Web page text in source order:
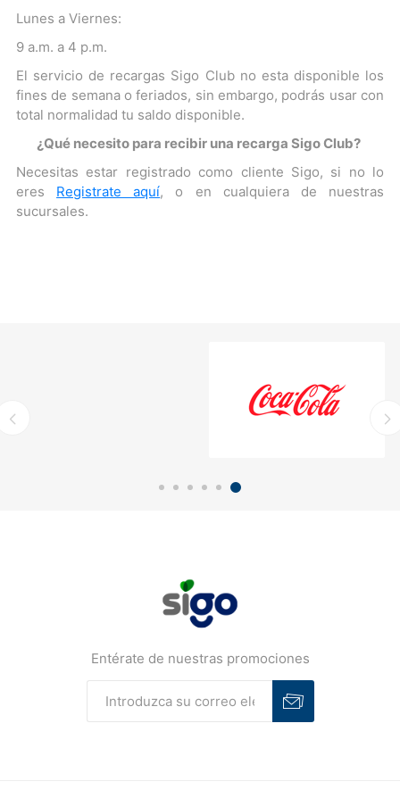
Lunes a Viernes:
9 a.m. a 4 p.m.
El servicio de recargas Sigo Club no esta disponible los
fines de semana o feriados, sin embargo, podrás usar con
total normalidad tu saldo disponible.
¿Qué necesito para recibir una recarga Sigo Club?
Necesitas estar registrado como cliente Sigo, si no lo
eres Registrate aquí, o en cualquiera de nuestras
sucursales.
Entérate de nuestras promociones